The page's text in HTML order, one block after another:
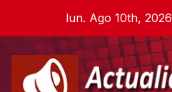
content
lun. Ago 10th, 2026